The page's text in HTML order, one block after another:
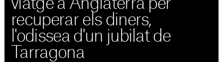
viatge a Anglaterra per
recuperar els diners,
l'odissea d'un jubilat de
Tarragona